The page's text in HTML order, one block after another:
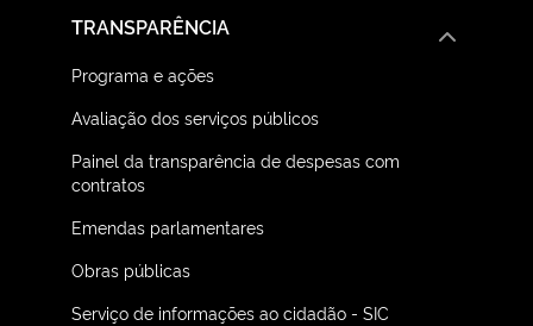
TRANSPARÊNCIA
Programa e ações
Avaliação dos serviços públicos
Painel da transparência de despesas com
contratos
Emendas parlamentares
Obras públicas
Serviço de informações ao cidadão - SIC